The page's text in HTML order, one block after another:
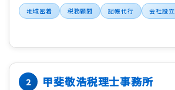
地域密着 税務顧問 記帳代行 会社設立
甲斐敬浩税理士事務所